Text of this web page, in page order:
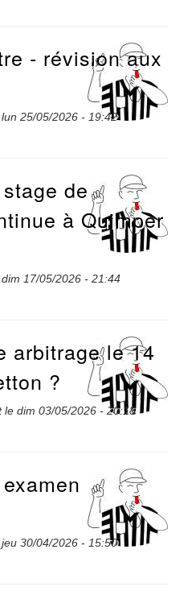
- révision aux
lun 25/05/2026 - 19:42
de
à Quimper
dim 17/05/2026 - 21:44
arbitrage le 14
?
le dim 03/05/2026 - 20:18
jeu 30/04/2026 - 15:50